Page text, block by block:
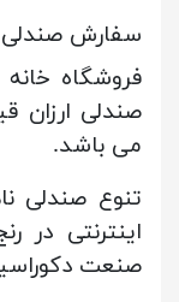
سفارش صندلی
فروشگاه خانه
صندلی ارزان
می باشد.
تنوع صندلی
اینترنتی در
صنعت